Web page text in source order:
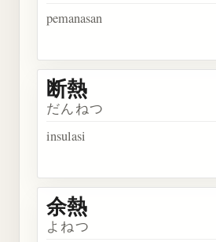
pemanasan
断熱
だんねつ
insulasi
余熱
よねつ